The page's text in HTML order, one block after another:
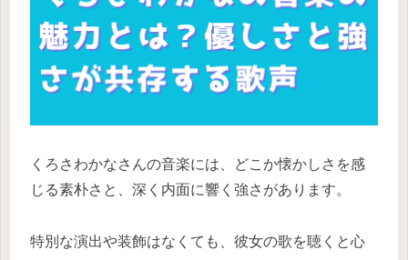
くろさわかなさんの音楽には、どこか懐かしさを感
じる素朴さと、深く内面に響く強さがあります。
特別な演出や装飾はなくても、彼女の歌を聴くと心